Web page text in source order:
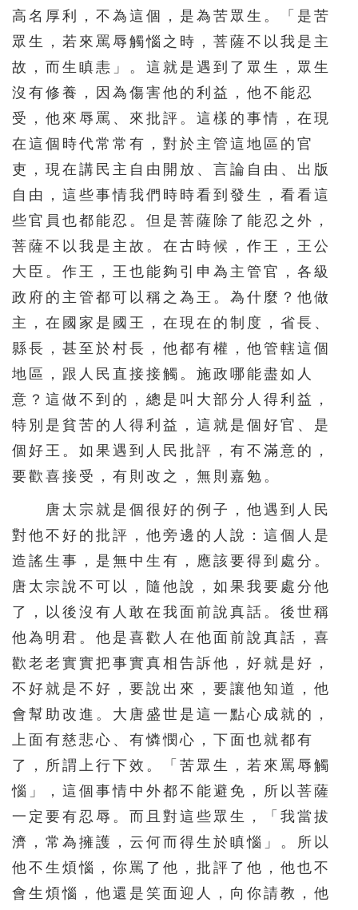
491 492 493 494 495
496 497 498 499 500
501 502 503 504 505
511 512 513 514 515
516 517 518 519 520
521 522 523 524 525
526 527 528 529 530
531 532 533 534 535
541 542 543 544 545
546 547 548 549 550
551 552 553 554 555
556 557 558 559 560
566 567 568 569
576 577 578 579 580
581 582 583 584 585
586 587 588 589 590
591 592 593 594 595
601 602 603 604 605
606 607 608 609 610
611 612 613 614 615
616 617 618 619 620
626 627 628 629 630
631 632 633 634 635
636 637 638 639 640
高名厚利，不為這個，是為苦眾生。「是苦
眾生，若來罵辱觸惱之時，菩薩不以我是主
故，而生瞋恚」。這就是遇到了眾生，眾生
沒有修養，因為傷害他的利益，他不能忍
受，他來辱罵、來批評。這樣的事情，在現
在這個時代常常有，對於主管這地區的官
吏，現在講民主自由開放、言論自由、出版
自由，這些事情我們時時看到發生，看看這
些官員也都能忍。但是菩薩除了能忍之外，
菩薩不以我是主故。在古時候，作王，王公
大臣。作王，王也能夠引申為主管官，各級
政府的主管都可以稱之為王。為什麼？他做
主，在國家是國王，在現在的制度，省長、
縣長，甚至於村長，他都有權，他管轄這個
地區，跟人民直接接觸。施政哪能盡如人
意？這做不到的，總是叫大部分人得利益，
特別是貧苦的人得利益，這就是個好官、是
個好王。如果遇到人民批評，有不滿意的，
要歡喜接受，有則改之，無則嘉勉。
唐太宗就是個很好的例子，他遇到人民
對他不好的批評，他旁邊的人說：這個人是
造謠生事，是無中生有，應該要得到處分。
唐太宗說不可以，隨他說，如果我要處分他
了，以後沒有人敢在我面前說真話。後世稱
他為明君。他是喜歡人在他面前說真話，喜
歡老老實實把事實真相告訴他，好就是好，
不好就是不好，要說出來，要讓他知道，他
會幫助改進。大唐盛世是這一點心成就的，
上面有慈悲心、有憐憫心，下面也就都有
了，所謂上行下效。「苦眾生，若來罵辱觸
惱」，這個事情中外都不能避免，所以菩薩
一定要有忍辱。而且對這些眾生，「我當拔
濟，常為擁護，云何而得生於瞋惱」。所以
他不生煩惱，你罵了他，批評了他，他也不
會生煩惱，他還是笑面迎人，向你請教，他